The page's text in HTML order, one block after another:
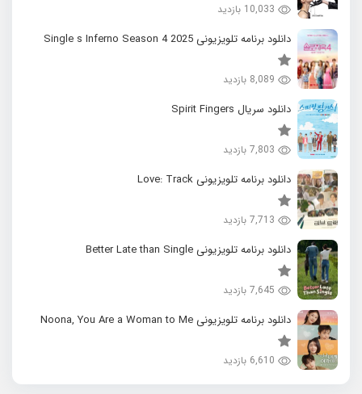
10,033 بازدید
دانلود برنامه تلویزیونی 2025 Single s Inferno Season 4
8,089 بازدید
دانلود سریال Spirit Fingers
7,803 بازدید
دانلود برنامه تلویزیونی Love: Track
7,713 بازدید
دانلود برنامه تلویزیونی Better Late than Single
7,645 بازدید
دانلود برنامه تلویزیونی Noona, You Are a Woman to Me
6,610 بازدید